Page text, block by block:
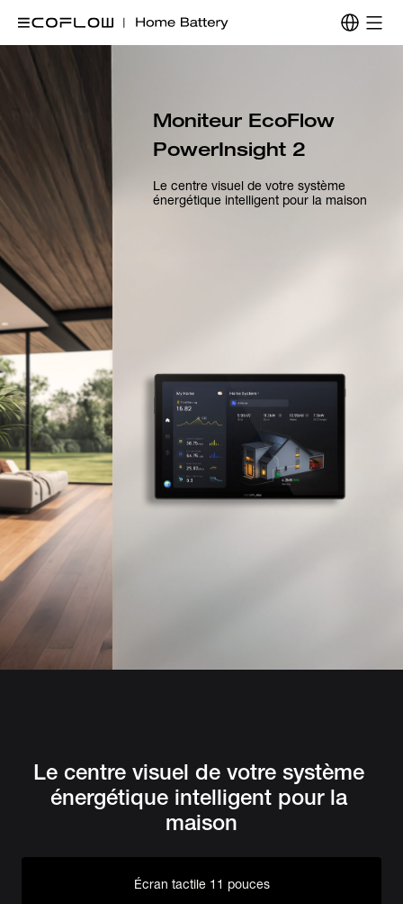
Moniteur EcoFlow
PowerInsight 2
Le centre visuel de votre système
énergétique intelligent pour la maison
Le centre visuel de votre système
énergétique intelligent pour la
maison
Écran tactile 11 pouces